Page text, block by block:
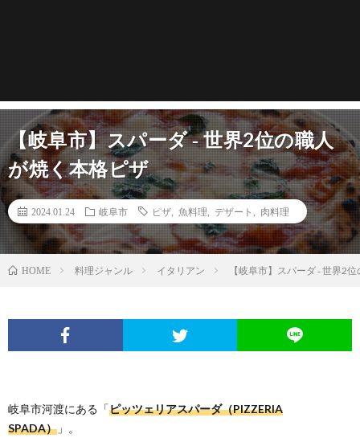
【岐阜市】スパーダ ‐ 世界2位の職人
が焼く本格ピザ
2024.01.24 岐阜市 ピザ 魚料理 デザート 肉料理
HOME 料理ジャンル イタリアン 【岐阜市】スパーダ ‐ 世界2
岐阜市河渡にある「ピッツェリアスパーダ（PIZZERIA
SPADA） 」。